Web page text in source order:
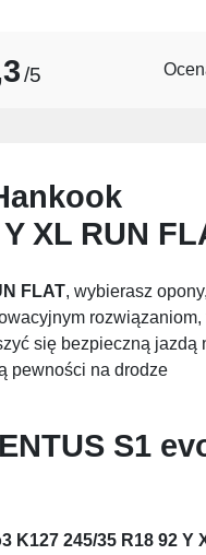
/5
XL RUN
FLAT, wybierasz
rozwiązaniom,
się bezpieczną jazdą
pewności na drodze
S1
K127 245/35 R18 92 Y